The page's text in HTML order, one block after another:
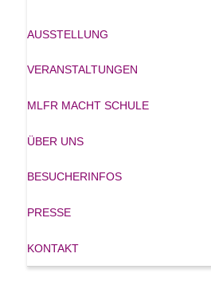
AUSSTELLUNG
VERANSTALTUNGEN
MLFR MACHT SCHULE
ÜBER UNS
BESUCHERINFOS
PRESSE
KONTAKT